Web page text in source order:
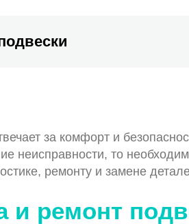
за комфорт и
неисправности, то
ремонту и замене
и ремонт